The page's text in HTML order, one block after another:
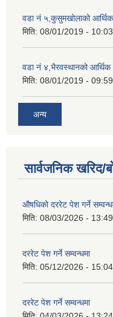
वडा नं ५,कुसुमखोलाको
मिति: 08/01/2019 - 10:03
वडा नं ४,भैरवस्थानको
मिति: 08/01/2019 - 09:59
अन्य
सार्वजनिक खरिद/
औषधिको दररेट पेश गर्ने
मिति: 08/03/2026 - 13:49
दररेट पेश गर्ने सम्वन्धमा
मिति: 05/12/2026 - 15:04
दररेट पेश गर्ने सम्वन्धमा